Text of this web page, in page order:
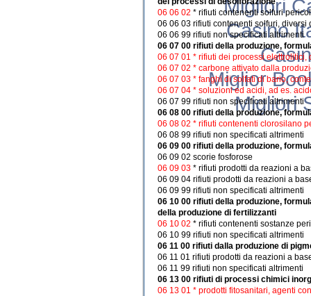
06 06 02 * rifiuti contenenti solfuri
06 06 03 rifiuti contenenti solfuri,
06 06 99 rifiuti non specificati altrimenti
06 07 00 rifiuti della produzione,
06 07 01 * rifiuti dei processi elettrolitici,
06 07 02 * carbone attivato dalla
06 07 03 * fanghi di solfati di bario,
06 07 04 * soluzioni ed acidi, ad es.
06 07 99 rifiuti non specificati altrimenti
06 08 00 rifiuti della produzione,
06 08 02 * rifiuti contenenti clorosilano
06 08 99 rifiuti non specificati altrimenti
06 09 00 rifiuti della produzione,
06 09 02 scorie fosforose
06 09 03 * rifiuti prodotti da reazioni a
06 09 04 rifiuti prodotti da reazioni a
06 09 99 rifiuti non specificati altrimenti
06 10 00 rifiuti della produzione,
della produzione di fertilizzanti
06 10 02 * rifiuti contenenti sostanze
06 10 99 rifiuti non specificati altrimenti
06 11 00 rifiuti dalla produzione di
06 11 01 rifiuti prodotti da reazioni a
06 11 99 rifiuti non specificati altrimenti
06 13 00 rifiuti di processi chimici
06 13 01 * prodotti fitosanitari, agenti
Migliori
Casino
Miglior
Migliori